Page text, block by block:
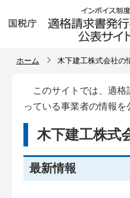
ホーム 木下建工株式会社の
このサイトでは、適
っている事業者の情報を
木下建工株式
最新情報